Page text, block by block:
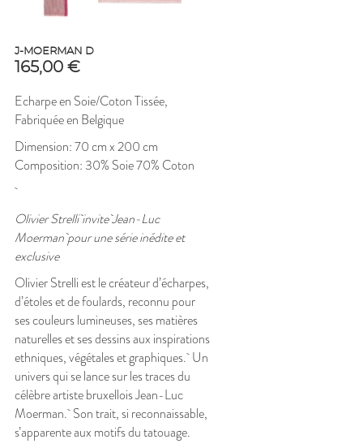
J-MOERMAN D
165,00 €
Echarpe en Soie/Coton Tissée,
Fabriquée en Belgique
Dimension: 70 cm x 200 cm
Composition: 30% Soie 70% Coton
Olivier Strelli invite Jean-Luc
Moerman pour une série inédite et
exclusive
Olivier Strelli est le créateur d’écharpes,
d’étoles et de foulards, reconnu pour
ses couleurs lumineuses, ses matières
naturelles et ses dessins aux inspirations
ethniques, végétales et graphiques. Un
univers qui se lance sur les traces du
célèbre artiste bruxellois Jean-Luc
Moerman. Son trait, si reconnaissable,
s’apparente aux motifs du tatouage.